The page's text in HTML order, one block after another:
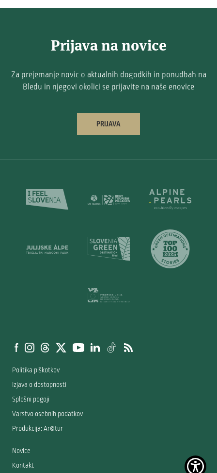
Prijava na novice
Za prejemanje novic o aktualnih dogodkih in ponudbah na
Bledu in njegovi okolici se prijavite na naše enovice
PRIJAVA
Kontakt
Novice
Politika piškotkov
Izjava o dostopnosti
Splošni pogoji
Varstvo osebnih podatkov
Produkcija: Ar©tur